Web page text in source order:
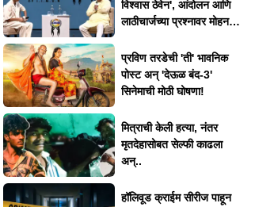
विश्वास ठेवेन', आंदोलन आणि
लाठीचार्जच्या प्रश्नावर मोहन
प्रविण तरडेची 'ती' भावनिक
पोस्ट अन् 'देऊळ बंद-3'
सिनेमाची मोठी घोषणा!
मित्राची केली हत्या, नंतर
मृतदेहासोबत सेल्फी काढला
अन्..
हॉलिवूड क्राईम सीरीज पाहून